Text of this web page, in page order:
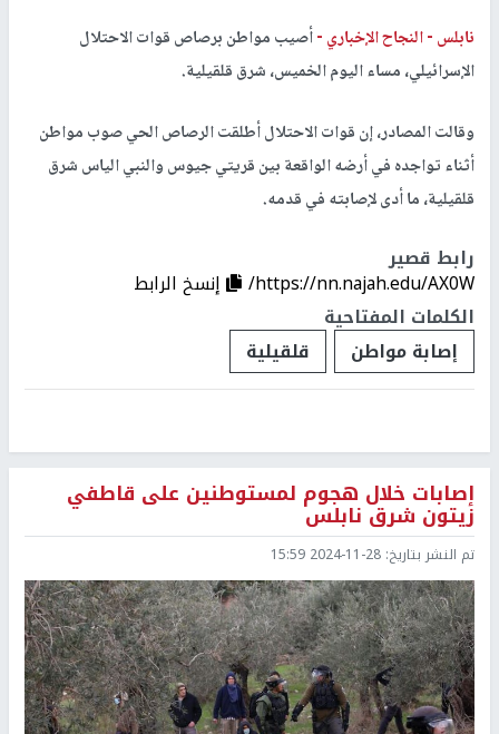
نابلس -النجاح الإخباري -أصيب مواطن برصاص قوات الاحتلال
الإسرائيلي، مساء اليوم الخميس، شرق قلقيلية.
وقالت المصادر، إن قوات الاحتلال أطلقت الرصاص الحي صوب مواطن
أثناء تواجده في أرضه الواقعة بين قريتي جيوس والنبي الياس شرق
قلقيلية، ما أدى لإصابته في قدمه.
رابط قصير
https://nn.najah.edu/AX0W/
إنسخ الرابط
الكلمات المفتاحية
إصابة مواطن
قلقيلية
إصابات خلال هجوم لمستوطنين على قاطفي
زيتون شرق نابلس
تم النشر بتاريخ: 2024-11-28 15:59